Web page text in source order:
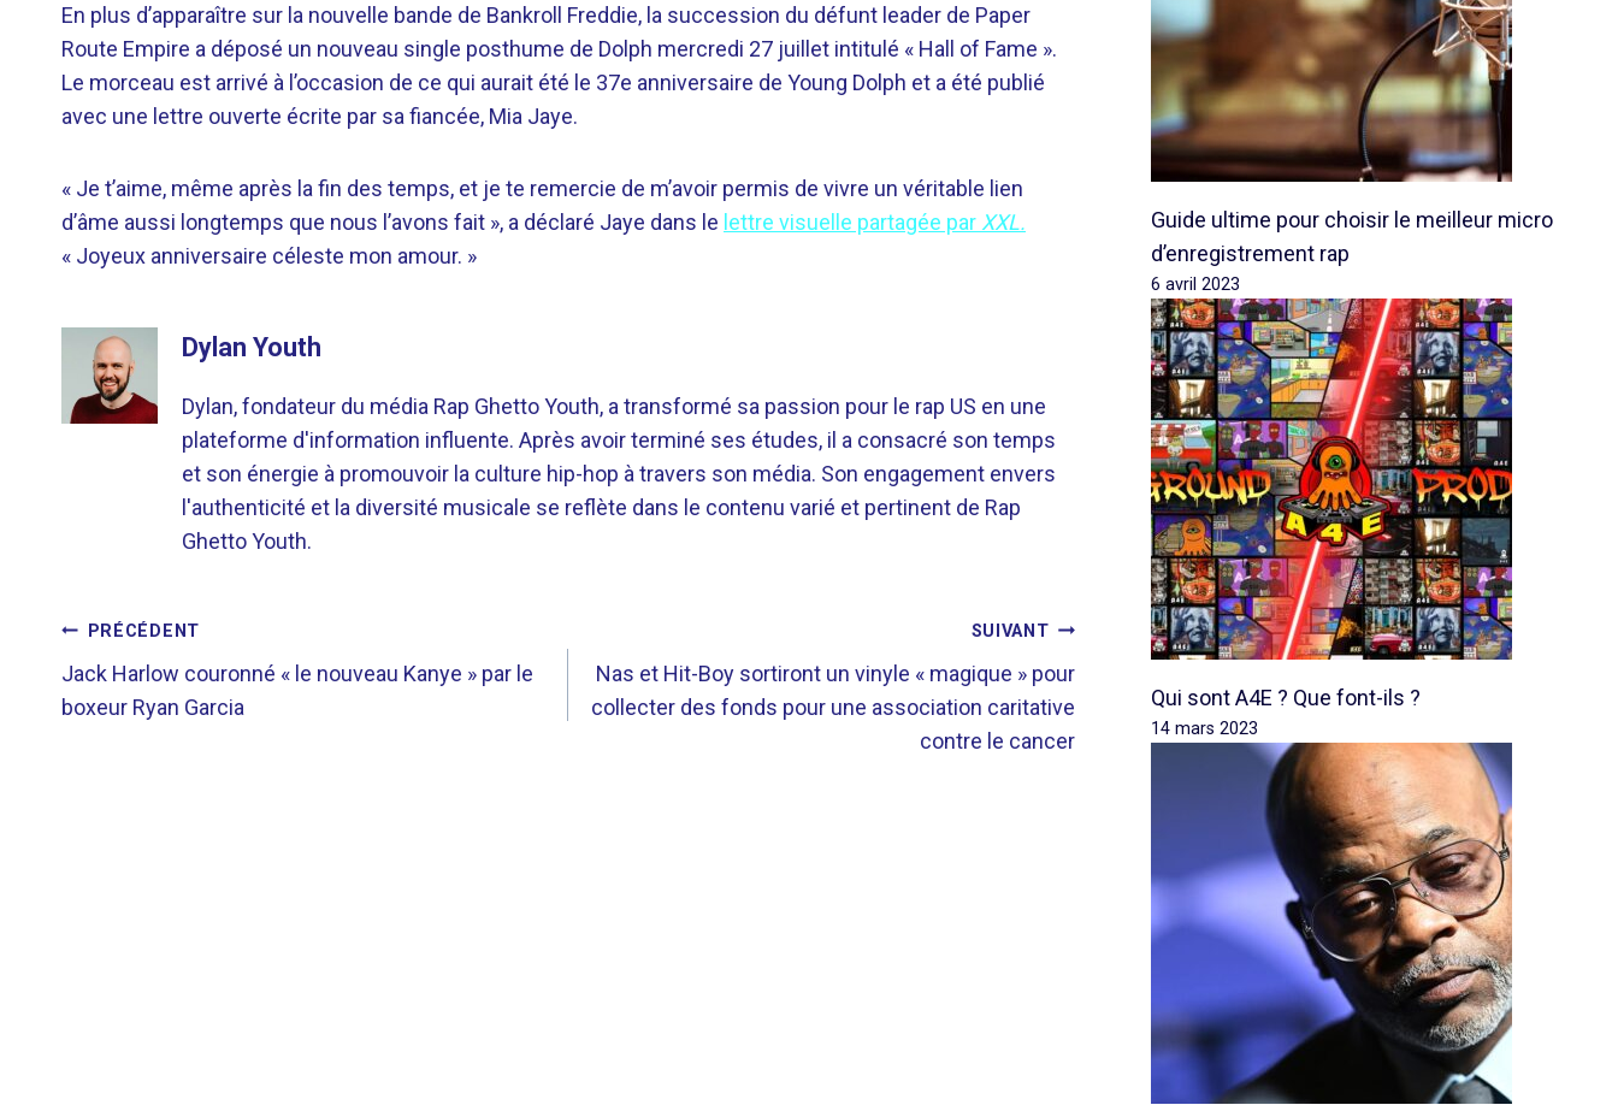
En plus d’apparaître sur la nouvelle bande de Bankroll Freddie, la succession du défunt leader de Paper
Route Empire a déposé un nouveau single posthume de Dolph mercredi 27 juillet intitulé « Hall of Fame ».
Le morceau est arrivé à l’occasion de ce qui aurait été le 37e anniversaire de Young Dolph et a été publié
avec une lettre ouverte écrite par sa fiancée, Mia Jaye.
« Je t’aime, même après la fin des temps, et je te remercie de m’avoir permis de vivre un véritable lien
d’âme aussi longtemps que nous l’avons fait », a déclaré Jaye dans le lettre visuelle partagée par XXL.
« Joyeux anniversaire céleste mon amour. »
Dylan Youth
Dylan, fondateur du média Rap Ghetto Youth, a transformé sa passion pour le rap US en une
plateforme d'information influente. Après avoir terminé ses études, il a consacré son temps
et son énergie à promouvoir la culture hip-hop à travers son média. Son engagement envers
l'authenticité et la diversité musicale se reflète dans le contenu varié et pertinent de Rap
Ghetto Youth.
NAVIGATION
DE
PRÉCÉDENT
Jack Harlow couronné « le nouveau Kanye » par le
boxeur Ryan Garcia
SUIVANT
Nas et Hit-Boy sortiront un vinyle « magique » pour
collecter des fonds pour une association caritative
contre le cancer
Guide ultime pour choisir le meilleur micro
d’enregistrement rap
6 avril 2023
Qui sont A4E ? Que font-ils ?
14 mars 2023